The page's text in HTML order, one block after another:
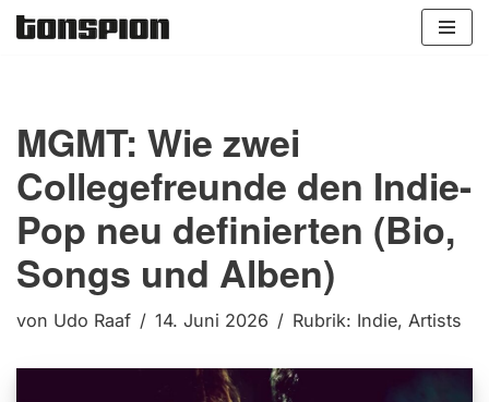
MGMT: Wie zwei
Collegefreunde den Indie-
Pop neu definierten (Bio,
Songs und Alben)
von Udo Raaf 14. Juni 2026 Rubrik: Indie, Artists